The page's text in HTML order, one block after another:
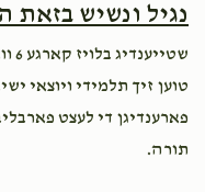
קרח
נגיל ונשיש בזאת
טוען זיך תלמידי ויוצאי
פארענדיגן די לעצט
תורה.